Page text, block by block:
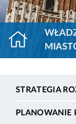
STRATEGIA
PLANOWANIE